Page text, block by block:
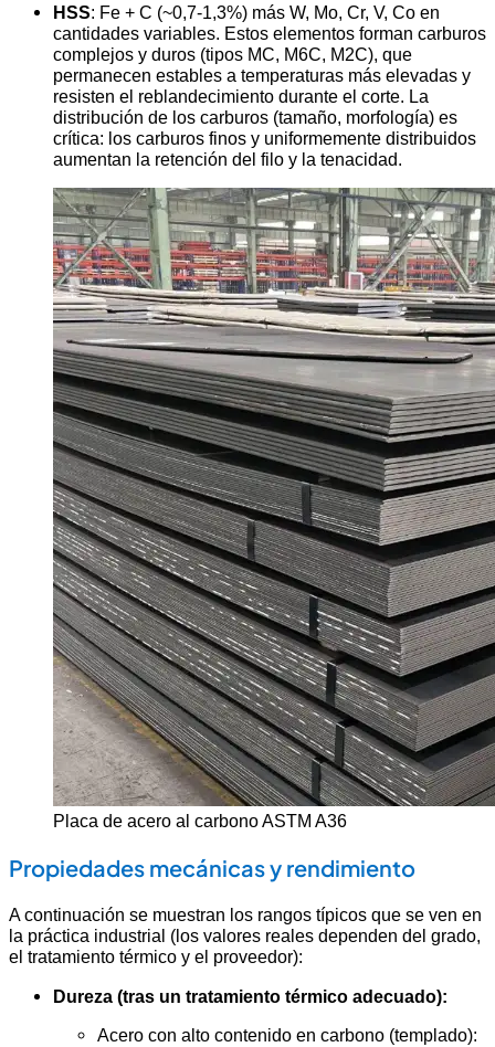
HSS: Fe + C (~0,7-1,3%) más W, Mo, Cr, V, Co en
cantidades variables. Estos elementos forman carburos
complejos y duros (tipos MC, M6C, M2C), que
permanecen estables a temperaturas más elevadas y
resisten el reblandecimiento durante el corte. La
distribución de los carburos (tamaño, morfología) es
crítica: los carburos finos y uniformemente distribuidos
aumentan la retención del filo y la tenacidad.
Placa de acero al carbono ASTM A36
Propiedades mecánicas y rendimiento
A continuación se muestran los rangos típicos que se ven en
la práctica industrial (los valores reales dependen del grado,
el tratamiento térmico y el proveedor):
Dureza (tras un tratamiento térmico adecuado):
Acero con alto contenido en carbono (templado):